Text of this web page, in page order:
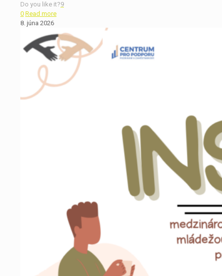
Do you like it?9
0 Read more
8. júna 2026